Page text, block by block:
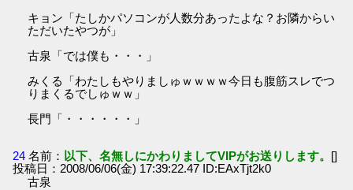
キョン「たしかパソコンが人数分あったよな？お隣からい
ただいたやつが」
古泉「では僕も・・・」
みくる「わたしもやりましゅｗｗｗｗ今日も腹筋スレでつ
りまくるでしゅｗｗ」
長門「・・・・・・」
24 名前： 以下、名無しにかわりましてVIPがお送りします。 []
投稿日：2008/06/06(金) 17:39:22.47 ID:EAxTjt2k0
古泉